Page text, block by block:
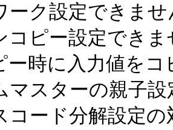
ク設定できませ
ピー設定できま
時に入力値をコ
スターの親子設
ード分解設定の